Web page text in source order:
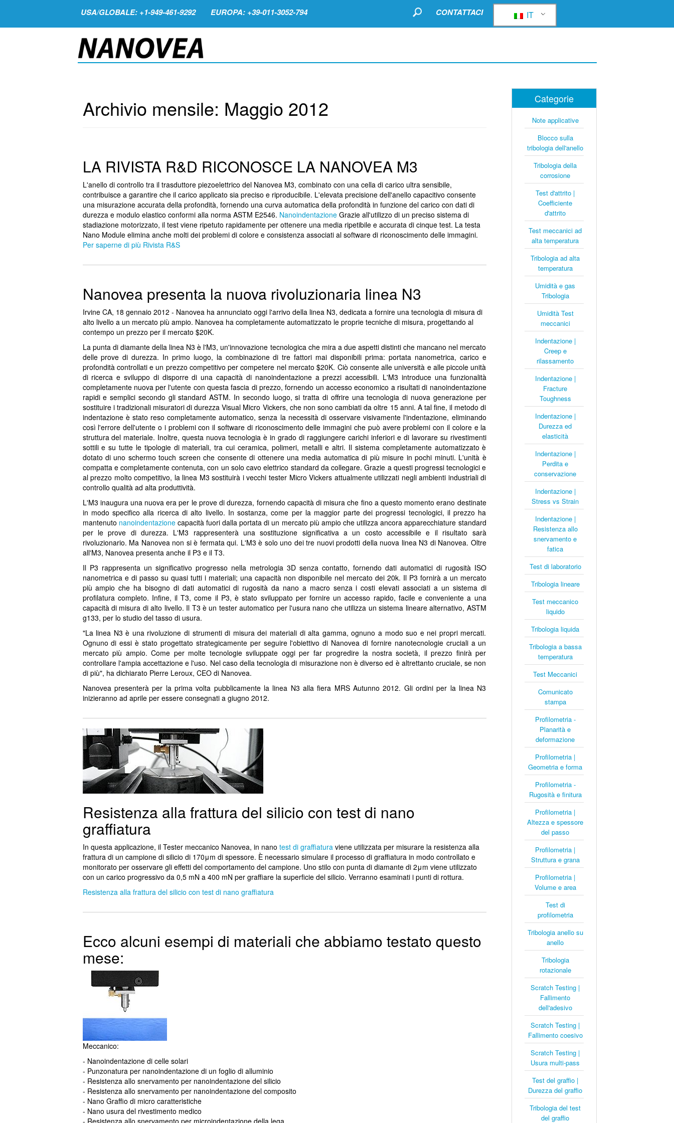
USA/GLOBALE: +1-949-461-9292 EUROPA: +39-011-3052-794 IT
CONTATTACI
Archivio mensile: Maggio 2012
LA RIVISTA R&D RICONOSCE LA NANOVEA M3
L'anello di controllo tra il trasduttore piezoelettrico del Nanovea M3, combinato con una cella di carico ultra sensibile,
contribuisce a garantire che il carico applicato sia preciso e riproducibile. L'elevata precisione dell'anello capacitivo consente
una misurazione accurata della profondità, fornendo una curva automatica della profondità in funzione del carico con dati di
durezza e modulo elastico conformi alla norma ASTM E2546. NanoindentazioneGrazie all'utilizzo di un preciso sistema di
stadiazione motorizzato, il test viene ripetuto rapidamente per ottenere una media ripetibile e accurata di cinque test. La testa
Nano Module elimina anche molti dei problemi di colore e consistenza associati al software di riconoscimento delle immagini.
Per saperne di più Rivista R&S
Nanovea presenta la nuova rivoluzionaria linea N3
Irvine CA, 18 gennaio 2012 - Nanovea ha annunciato oggi l'arrivo della linea N3, dedicata a fornire una tecnologia di misura di
alto livello a un mercato più ampio. Nanovea ha completamente automatizzato le proprie tecniche di misura, progettando al
contempo un prezzo per il mercato $20K.
La punta di diamante della linea N3 è l'M3, un'innovazione tecnologica che mira a due aspetti distinti che mancano nel mercato
delle prove di durezza. In primo luogo, la combinazione di tre fattori mai disponibili prima: portata nanometrica, carico e
profondità controllati e un prezzo competitivo per competere nel mercato $20K. Ciò consente alle università e alle piccole unità
di ricerca e sviluppo di disporre di una capacità di nanoindentazione a prezzi accessibili. L'M3 introduce una funzionalità
completamente nuova per l'utente con questa fascia di prezzo, fornendo un accesso economico a risultati di nanoindentazione
rapidi e semplici secondo gli standard ASTM. In secondo luogo, si tratta di offrire una tecnologia di nuova generazione per
sostituire i tradizionali misuratori di durezza Visual Micro Vickers, che non sono cambiati da oltre 15 anni. A tal fine, il metodo di
indentazione è stato reso completamente automatico, senza la necessità di osservare visivamente l'indentazione, eliminando
così l'errore dell'utente o i problemi con il software di riconoscimento delle immagini che può avere problemi con il colore e la
struttura del materiale. Inoltre, questa nuova tecnologia è in grado di raggiungere carichi inferiori e di lavorare su rivestimenti
sottili e su tutte le tipologie di materiali, tra cui ceramica, polimeri, metalli e altri. Il sistema completamente automatizzato è
dotato di uno schermo touch screen che consente di ottenere una media automatica di più misure in pochi minuti. L'unità è
compatta e completamente contenuta, con un solo cavo elettrico standard da collegare. Grazie a questi progressi tecnologici e
al prezzo molto competitivo, la linea M3 sostituirà i vecchi tester Micro Vickers attualmente utilizzati negli ambienti industriali di
controllo qualità ad alta produttività.
L'M3 inaugura una nuova era per le prove di durezza, fornendo capacità di misura che fino a questo momento erano destinate
in modo specifico alla ricerca di alto livello. In sostanza, come per la maggior parte dei progressi tecnologici, il prezzo ha
mantenuto nanoindentazionecapacità fuori dalla portata di un mercato più ampio che utilizza ancora apparecchiature standard
per le prove di durezza. L'M3 rappresenterà una sostituzione significativa a un costo accessibile e il risultato sarà
rivoluzionario. Ma Nanovea non si è fermata qui. L'M3 è solo uno dei tre nuovi prodotti della nuova linea N3 di Nanovea. Oltre
all'M3, Nanovea presenta anche il P3 e il T3.
Il P3 rappresenta un significativo progresso nella metrologia 3D senza contatto, fornendo dati automatici di rugosità ISO
nanometrica e di passo su quasi tutti i materiali; una capacità non disponibile nel mercato dei 20k. Il P3 fornirà a un mercato
più ampio che ha bisogno di dati automatici di rugosità da nano a macro senza i costi elevati associati a un sistema di
profilatura completo. Infine, il T3, come il P3, è stato sviluppato per fornire un accesso rapido, facile e conveniente a una
capacità di misura di alto livello. Il T3 è un tester automatico per l'usura nano che utilizza un sistema lineare alternativo, ASTM
g133, per lo studio del tasso di usura.
"La linea N3 è una rivoluzione di strumenti di misura dei materiali di alta gamma, ognuno a modo suo e nei propri mercati.
Ognuno di essi è stato progettato strategicamente per seguire l'obiettivo di Nanovea di fornire nanotecnologie cruciali a un
mercato più ampio. Come per molte tecnologie sviluppate oggi per far progredire la nostra società, il prezzo finirà per
controllare l'ampia accettazione e l'uso. Nel caso della tecnologia di misurazione non è diverso ed è altrettanto cruciale, se non
di più", ha dichiarato Pierre Leroux, CEO di Nanovea.
Nanovea presenterà per la prima volta pubblicamente la linea N3 alla fiera MRS Autunno 2012. Gli ordini per la linea N3
inizieranno ad aprile per essere consegnati a giugno 2012.
Resistenza alla frattura del silicio con test di nano
graffiatura
In questa applicazione, il Tester meccanico Nanovea, in nano test di graffiaturaviene utilizzata per misurare la resistenza alla
frattura di un campione di silicio di 170μm di spessore. È necessario simulare il processo di graffiatura in modo controllato e
monitorato per osservare gli effetti del comportamento del campione. Uno stilo con punta di diamante di 2μm viene utilizzato
con un carico progressivo da 0,5 mN a 400 mN per graffiare la superficie del silicio. Verranno esaminati i punti di rottura.
Resistenza alla frattura del silicio con test di nano graffiatura
Ecco alcuni esempi di materiali che abbiamo testato questo
mese:
Meccanico:
- Nanoindentazione di celle solari
- Punzonatura per nanoindentazione di un foglio di alluminio
- Resistenza allo snervamento per nanoindentazione del silicio
- Resistenza allo snervamento per nanoindentazione del composito
- Nano Graffio di micro caratteristiche
- Nano usura del rivestimento medico
Categorie
Note applicative
Blocco sulla
tribologia dell'anello
Tribologia della
corrosione
Test d'attrito |
Coefficiente
d'attrito
Test meccanici ad
alta temperatura
Tribologia ad alta
temperatura
Umidità e gas
Tribologia
Umidità Test
meccanici
Indentazione |
Creep e
rilassamento
Indentazione |
Fracture
Toughness
Indentazione |
Durezza ed
elasticità
Indentazione |
Perdita e
conservazione
Indentazione |
Stress vs Strain
Indentazione |
Resistenza allo
snervamento e
fatica
Test di laboratorio
Tribologia lineare
Test meccanico
liquido
Tribologia liquida
Tribologia a bassa
temperatura
Test Meccanici
Comunicato
stampa
Profilometria -
Planarità e
deformazione
Profilometria |
Geometria e forma
Profilometria -
Rugosità e finitura
Profilometria |
Altezza e spessore
del passo
Profilometria |
Struttura e grana
Profilometria |
Volume e area
Test di
profilometria
Tribologia anello su
anello
Tribologia
rotazionale
Scratch Testing |
Fallimento
dell'adesivo
Scratch Testing |
Fallimento coesivo
Scratch Testing |
Usura multi-pass
Test del graffio |
Durezza del graffio
Tribologia del test
del graffio